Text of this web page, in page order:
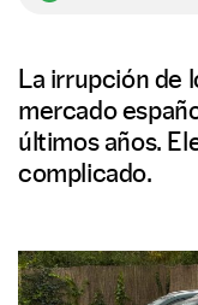
La irrupción de
mercado
últimos años.
complicado.